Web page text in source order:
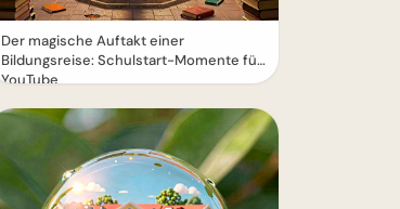
Der magische Auftakt einer
Bildungsreise: Schulstart-Momente für
YouTube